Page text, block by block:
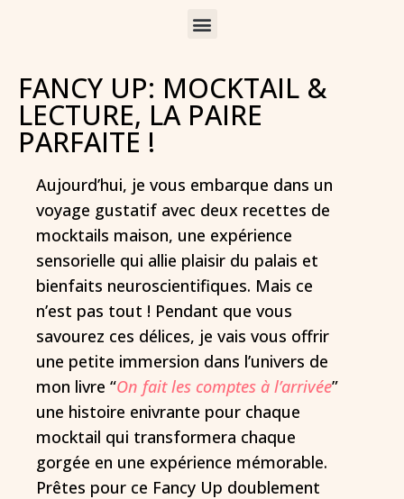
FANCY UP: MOCKTAIL &
LECTURE, LA PAIRE
PARFAITE !
Aujourd’hui, je vous embarque dans un
voyage gustatif avec deux recettes de
mocktails maison, une expérience
sensorielle qui allie plaisir du palais et
bienfaits neuroscientifiques. Mais ce
n’est pas tout ! Pendant que vous
savourez ces délices, je vais vous offrir
une petite immersion dans l’univers de
mon livre “On fait les comptes à l’arrivée”
une histoire enivrante pour chaque
mocktail qui transformera chaque
gorgée en une expérience mémorable.
Prêtes pour ce Fancy Up doublement